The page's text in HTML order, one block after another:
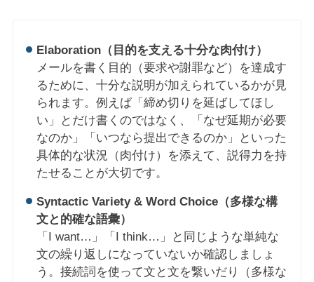
Elaboration（目的を支える十分な肉付け）
メールを書く目的（要求や謝罪など）を達成す
るために、十分な説明が加えられているかが見
られます。例えば「締め切りを延ばしてほし
い」とだけ書くのではなく、「なぜ延期が必要
なのか」「いつなら提出できるのか」といった
具体的な状況（肉付け）を添えて、説得力を持
たせることが大切です。
Syntactic Variety & Word Choice（多様な構
文と的確な語彙）
「I want…」「I think…」と同じような単純な
文の繰り返しになっていないか確認しましょ
う。接続詞を使って文と文を繋いだり（多様な